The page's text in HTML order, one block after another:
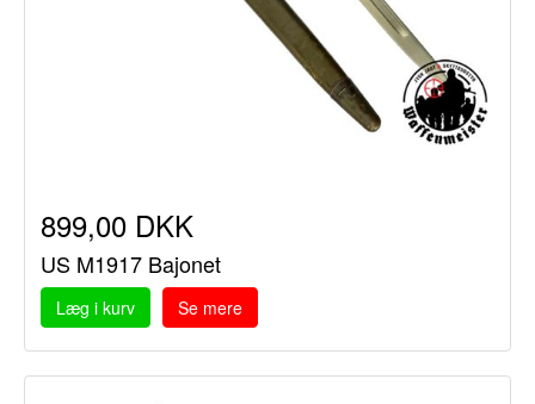
899,00 DKK
US M1917 Bajonet
Læg i kurv Se mere